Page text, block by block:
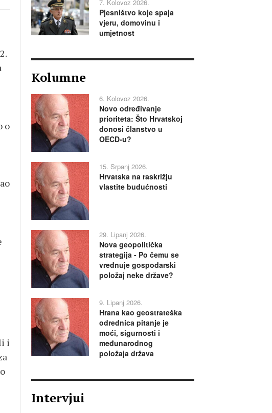
o
i
7. Kolovoz 2026.
Pjesništvo koje spaja
vjeru, domovinu i
umjetnost
Kolumne
6. Kolovoz 2026.
Novo određivanje
prioriteta: Što Hrvatskoj
donosi članstvo u
OECD-u?
15. Srpanj 2026.
Hrvatska na raskrižju
vlastite budućnosti
29. Lipanj 2026.
Nova geopolitička
strategija - Po čemu se
vrednuje gospodarski
položaj neke države?
9. Lipanj 2026.
Hrana kao geostrateška
odrednica pitanje je
moći, sigurnosti i
međunarodnog
položaja država
Intervjui